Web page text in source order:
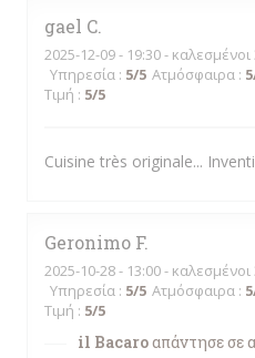
gael C
2025-12-09- 19:30 - καλεσμένοι
Υπηρεσία : 5/5 Ατμόσφαιρα : 5
Τιμή : 5/5
Cuisine très originale...
Geronimo F
2025-10-28- 13:00 - καλεσμένοι
Υπηρεσία : 5/5 Ατμόσφαιρα : 5
Τιμή : 5/5
il Bacaroαπάντησε σε